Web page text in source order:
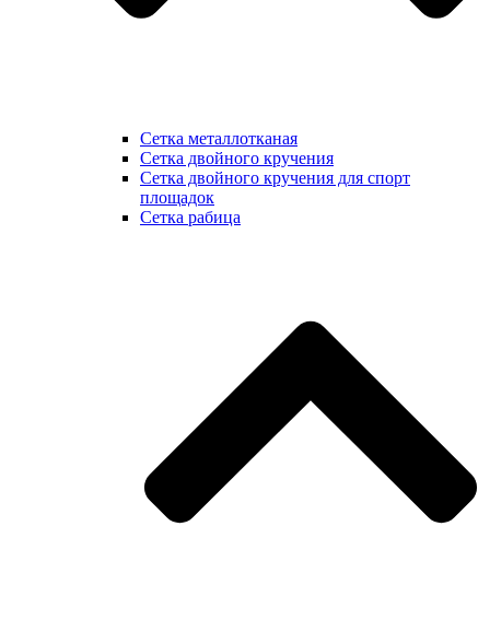
Сетка металлотканая
Сетка двойного кручения
Сетка двойного кручения для спорт
площадок
Сетка рабица